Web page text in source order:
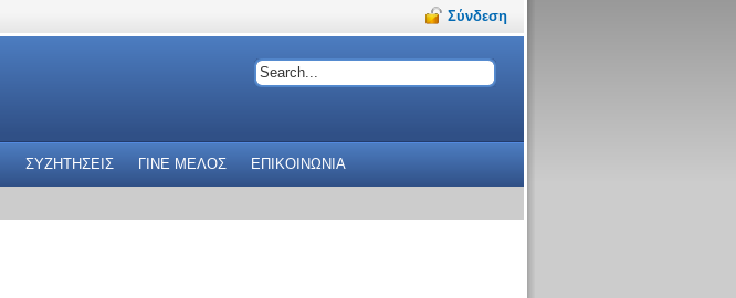
Σύνδεση
ΣΥΖΗΤΗΣΕΙΣ ΓΙΝΕ ΜΕΛΟΣ ΕΠΙΚΟΙΝΩΝΙΑ